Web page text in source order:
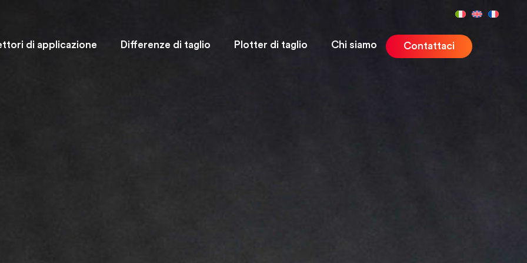
di applicazione Differenze di taglio Plotter di taglio Chi siamo Contattaci